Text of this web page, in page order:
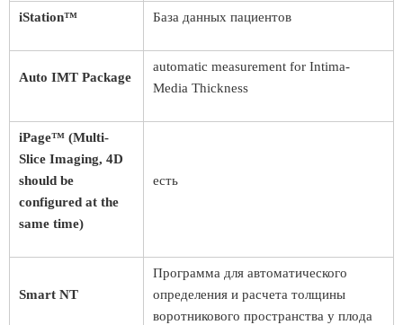
iStation™ База данных пациентов
Auto IMT Package
automatic measurement for Intima-
Media Thickness
iPage™ (Multi-
Slice Imaging, 4D
should be
configured at the
same time)
есть
Smart NT
Программа для автоматического
определения и расчета толщины
воротникового пространства у плода